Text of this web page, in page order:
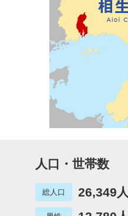
人口・世帯数
総人口 26,349人